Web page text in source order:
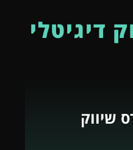
דיגיטלי
שיווק